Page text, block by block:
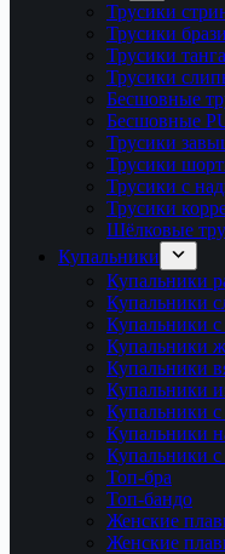
Трусики
Трусики
Трусики танга
Трусики
Бесшовные
Бесшовные
Трусики
Трусики
Трусики с
Трусики
Шёлковые
Купальники
Купальники
Купальники
Купальники
Купальники
Купальники
Купальники
Купальники с
Купальники
Купальники
Топ-бра
Топ-бандо
Женские
Женские